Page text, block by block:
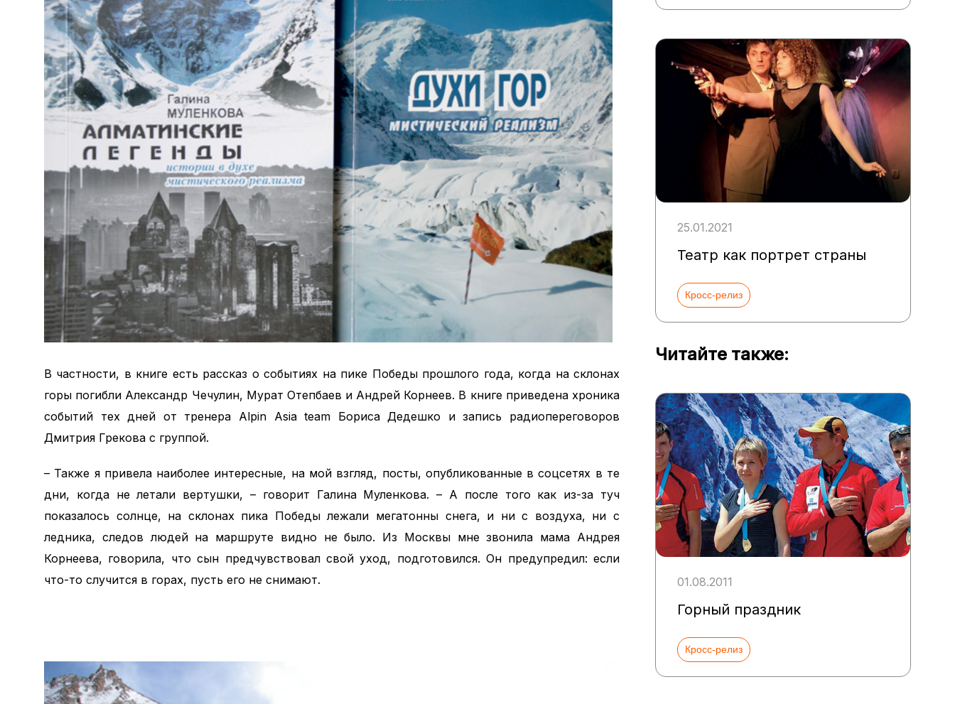
В частности, в книге есть рассказ о событиях на пике Победы прошлого года, когда на склонах
горы погибли Александр Чечулин, Мурат Отепбаев и Андрей Корнеев. В книге приведена хроника
событий тех дней от тренера Alpin Asia team Бориса Дедешко и запись радиопереговоров
Дмитрия Грекова с группой.
– Также я привела наиболее интересные, на мой взгляд, посты, опубликованные в соцсетях в те
дни, когда не летали вертушки, – говорит Галина Муленкова. – А после того как из-за туч
показалось солнце, на склонах пика Победы лежали мегатонны снега, и ни с воздуха, ни с
ледника, следов людей на маршруте видно не было. Из Москвы мне звонила мама Андрея
Корнеева, говорила, что сын предчувствовал свой уход, подготовился. Он предупредил: если
что-то случится в горах, пусть его не снимают.
25.01.2021
Театр как портрет страны
Кросс-релиз
Читайте также:
01.08.2011
Горный праздник
Кросс-релиз